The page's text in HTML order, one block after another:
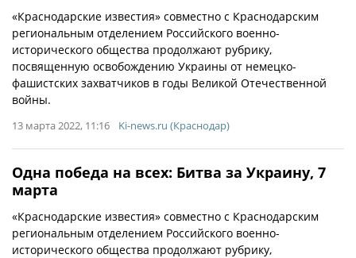
«Краснодарские известия» совместно с Краснодарским
региональным отделением Российского военно-
исторического общества продолжают рубрику,
посвященную освобождению Украины от немецко-
фашистских захватчиков в годы Великой Отечественной
войны.
13 марта 2022, 11:16 Ki-news.ru (Краснодар)
Одна победа на всех: Битва за Украину, 7
марта
«Краснодарские известия» совместно с Краснодарским
региональным отделением Российского военно-
исторического общества продолжают рубрику,